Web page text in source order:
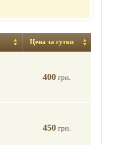
Цена за сутки
400грн.
450грн.